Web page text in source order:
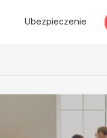
Ubezpieczenie